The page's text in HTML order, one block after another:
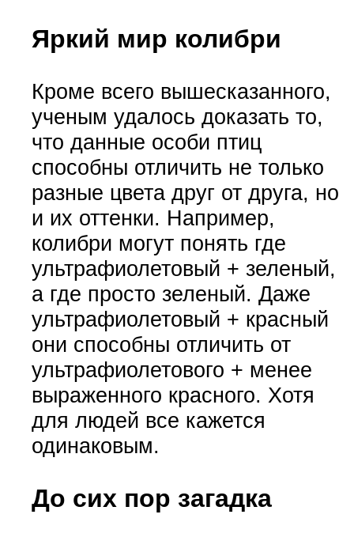
Яркий мир колибри
Кроме всего вышесказанного,
ученым удалось доказать то,
что данные особи птиц
способны отличить не только
разные цвета друг от друга, но
и их оттенки. Например,
колибри могут понять где
ультрафиолетовый + зеленый,
а где просто зеленый. Даже
ультрафиолетовый + красный
они способны отличить от
ультрафиолетового + менее
выраженного красного. Хотя
для людей все кажется
одинаковым.
До сих пор загадка